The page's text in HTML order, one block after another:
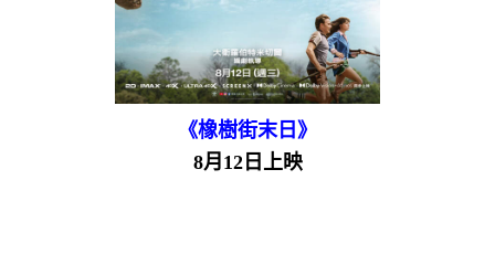
《橡樹街末日》
8月12日上映